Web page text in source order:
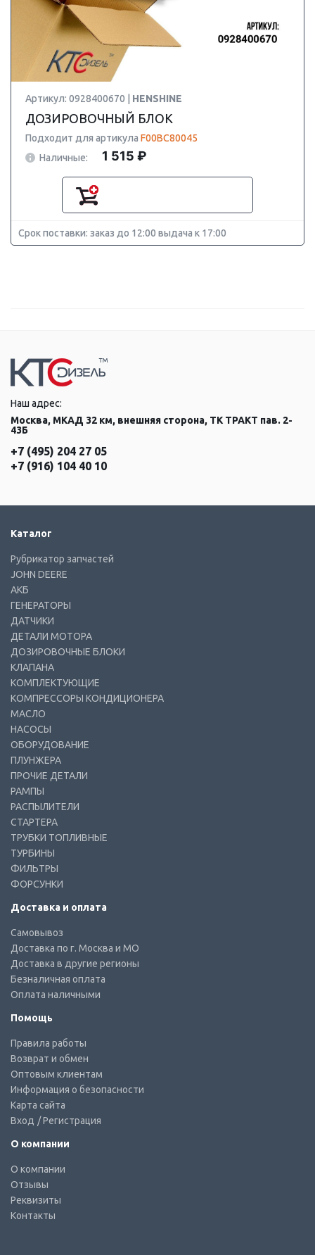
Артикул: 0928400670 | HENSHINE
ДОЗИРОВОЧНЫЙ БЛОК
Подходит для артикула F00BC80045
Наличные:
1 515 ₽
Срок поставки: заказ до 12:00 выдача к 17:00
Наш адрес:
Москва, МКАД 32 км, внешняя сторона, ТК ТРАКТ пав. 2-
43Б
+7 (495) 204 27 05
+7 (916) 104 40 10
Каталог
Рубрикатор запчастей
JOHN DEERE
АКБ
ГЕНЕРАТОРЫ
ДАТЧИКИ
ДЕТАЛИ МОТОРА
ДОЗИРОВОЧНЫЕ БЛОКИ
КЛАПАНА
КОМПЛЕКТУЮЩИЕ
КОМПРЕССОРЫ КОНДИЦИОНЕРА
МАСЛО
НАСОСЫ
ОБОРУДОВАНИЕ
ПЛУНЖЕРА
ПРОЧИЕ ДЕТАЛИ
РАМПЫ
РАСПЫЛИТЕЛИ
СТАРТЕРА
ТРУБКИ ТОПЛИВНЫЕ
ТУРБИНЫ
ФИЛЬТРЫ
ФОРСУНКИ
Доставка и оплата
Самовывоз
Доставка по г. Москва и МО
Доставка в другие регионы
Безналичная оплата
Оплата наличными
Помощь
Правила работы
Возврат и обмен
Оптовым клиентам
Информация о безопасности
Карта сайта
Вход / Регистрация
О компании
О компании
Отзывы
Реквизиты
Контакты